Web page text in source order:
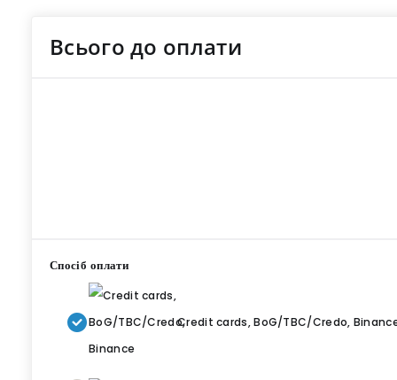
Всього до оплати
Спосіб оплати
Credit cards, BoG/TBC/Credo,